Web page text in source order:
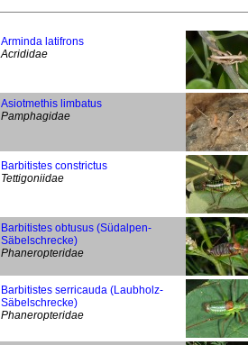
Arminda latifrons
Acrididae
Asiotmethis limbatus
Pamphagidae
Barbitistes constrictus
Tettigoniidae
Barbitistes obtusus (Südalpen-
Säbelschrecke)
Phaneropteridae
Barbitistes serricauda (Laubholz-
Säbelschrecke)
Phaneropteridae